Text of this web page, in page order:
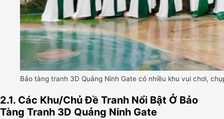
Bảo tàng tranh 3D Quảng Ninh Gate có nhiều khu vui chơi,
2.1. Các Khu/Chủ Đề Tranh Nổi Bật Ở Bảo
Tàng Tranh 3D Quảng Ninh Gate